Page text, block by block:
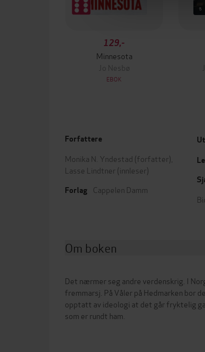
129,-
Minnesota
Jo Nesbø
EBOK
Forfattere
Monika N. Yndestad (forfatter),
Lasse Lindtner (innleser)
Forlag Cappelen Damm
Om boken
Det nærmer seg andre verdenskrig. I
fremmarsj. På Våler på Hedmarken bor
opptatt av ideologi at det går fryktelig
som er rundt ham.